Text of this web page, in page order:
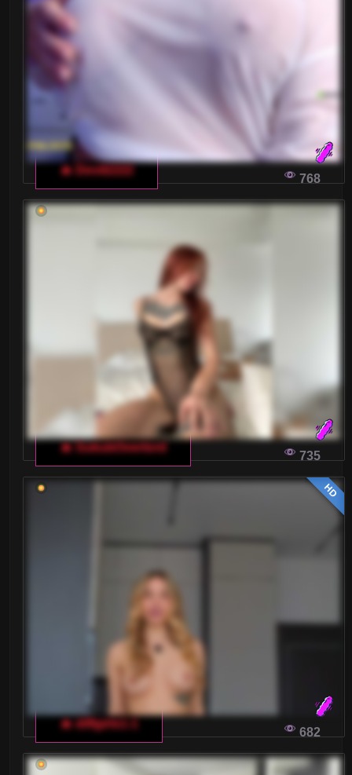
🔥 Devil2222
768
🔥 SukubOverlord
735
HD
🔥 diffgirls1-1
682